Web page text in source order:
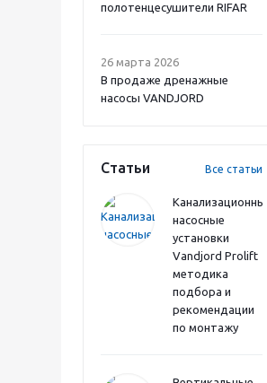
полотенцесушители RIFAR
26 марта 2026
В продаже дренажные
насосы VANDJORD
Статьи Все статьи
Канализационные
насосные
установки
Vandjord Prolift
методика
подбора и
рекомендации
по монтажу